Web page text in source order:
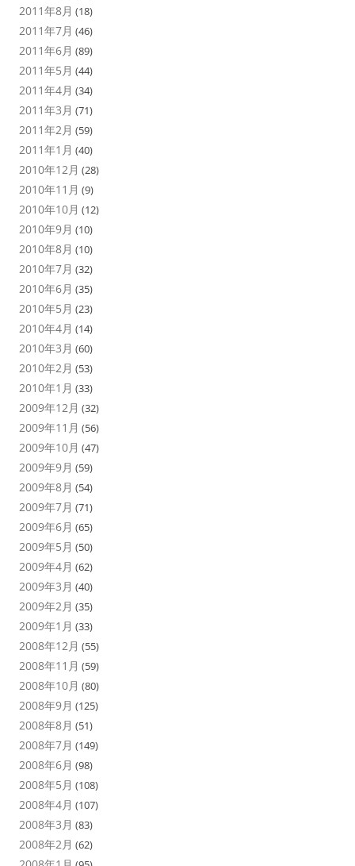
2011年8月 (18)
2011年7月 (46)
2011年6月 (89)
2011年5月 (44)
2011年4月 (34)
2011年3月 (71)
2011年2月 (59)
2011年1月 (40)
2010年12月 (28)
2010年11月 (9)
2010年10月 (12)
2010年9月 (10)
2010年8月 (10)
2010年7月 (32)
2010年6月 (35)
2010年5月 (23)
2010年4月 (14)
2010年3月 (60)
2010年2月 (53)
2010年1月 (33)
2009年12月 (32)
2009年11月 (56)
2009年10月 (47)
2009年9月 (59)
2009年8月 (54)
2009年7月 (71)
2009年6月 (65)
2009年5月 (50)
2009年4月 (62)
2009年3月 (40)
2009年2月 (35)
2009年1月 (33)
2008年12月 (55)
2008年11月 (59)
2008年10月 (80)
2008年9月 (125)
2008年8月 (51)
2008年7月 (149)
2008年6月 (98)
2008年5月 (108)
2008年4月 (107)
2008年3月 (83)
2008年2月 (62)